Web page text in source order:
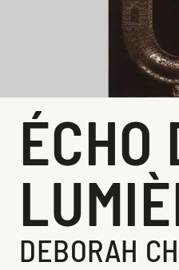
ÉCHO
DEBORAH